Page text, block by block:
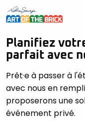
Planifiez
parfait avec
Prêt·e à passer à
avec nous en
proposerons une
événement privé.